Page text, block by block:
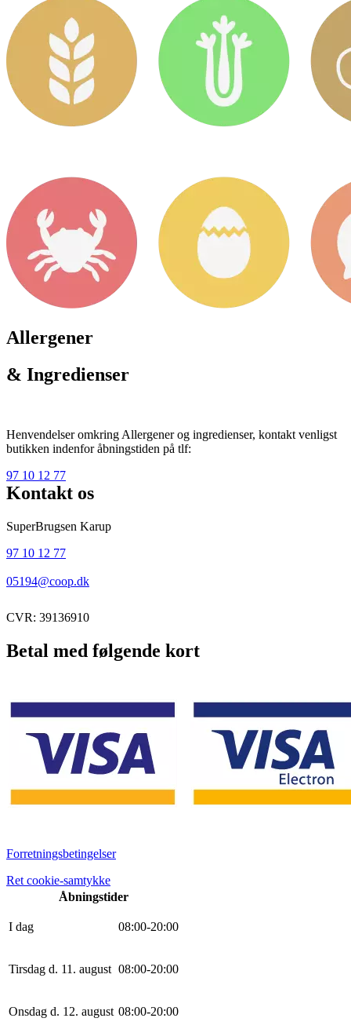
Allergener
& Ingredienser
Henvendelser omkring Allergener og ingredienser, kontakt venligst
butikken indenfor åbningstiden på tlf:
97 10 12 77
Kontakt os
SuperBrugsen Karup
97 10 12 77
05194@coop.dk
CVR: 39136910
Betal med følgende kort
Forretningsbetingelser
Ret cookie-samtykke
Åbningstider
I dag 08:00-20:00
Tirsdag d. 11. august 08:00-20:00
Onsdag d. 12. august 08:00-20:00